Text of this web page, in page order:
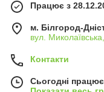
Працює з
м. Білгород-
вул.
Контакти
Сьогодні